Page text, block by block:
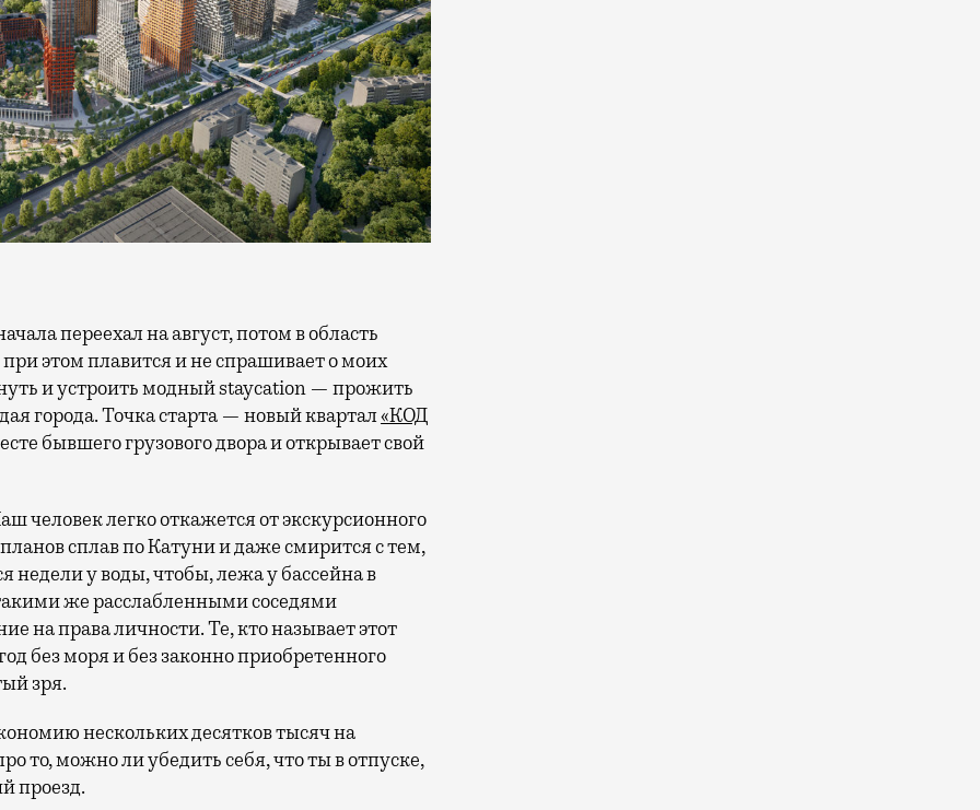
этом плавится и не спрашивает о моих
и устроить модный staycation — прожить
города. Точка старта — новый квартал«КОД
бывшего грузового двора и открывает свой
легко откажется от экскурсионного
сплав по Катуни и даже смирится с тем,
у воды, чтобы, лежа у бассейна в
же расслабленными соседями
на права личности. Те, кто называет этот
без моря и без законно приобретенного
зря.
нескольких десятков тысяч на
то, можно ли убедить себя, что ты в отпуске,
проезд.